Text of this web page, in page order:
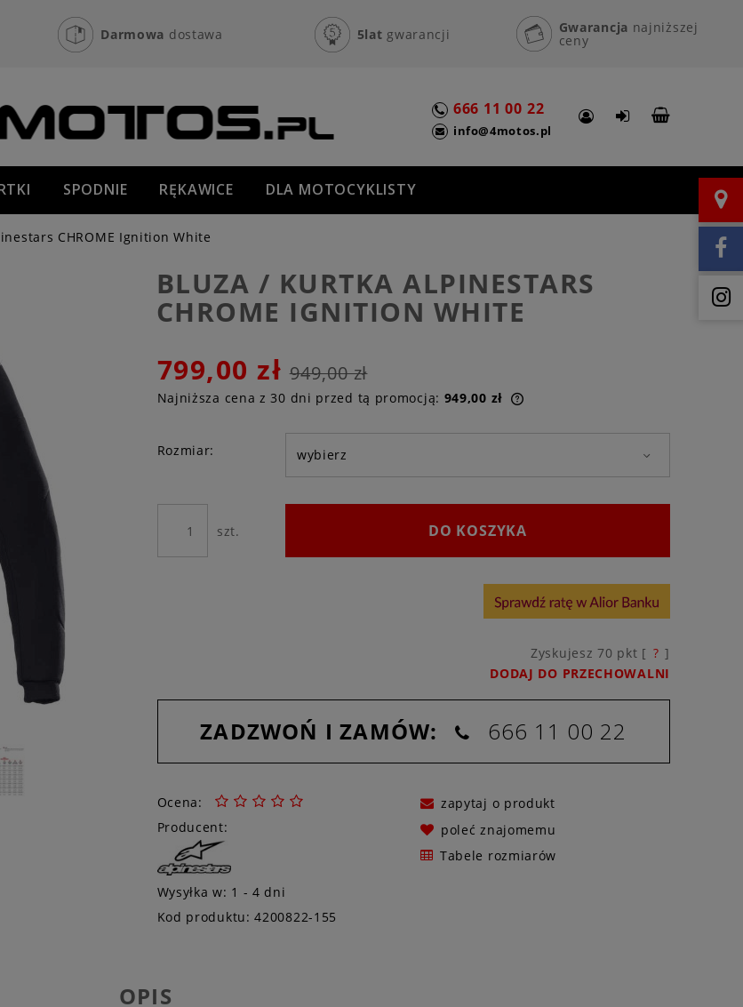
Darmowa dostawa 5lat gwarancji Gwarancja najniższej
ceny
666 11 00 22
info@4motos.pl
SPODNIE RĘKAWICE DLA MOTOCYKLISTY
NOWOŚCI PROMOCJE
CHROME Ignition White
BLUZA / KURTKA ALPINESTARS
CHROME IGNITION WHITE
799,00 zł 949,00 zł
Najniższa cena z 30 dni przed tą promocją: 949,00 zł
Jeżeli produkt jest sprzedawany krócej
niż 30 dni, wyświetlana jest najniższa
Rozmiar:
szt. DO KOSZYKA
Zyskujesz70 pkt [ ? ]
DODAJ DO PRZECHOWALNI
ZADZWOŃ I ZAMÓW: 666 11 00 22
Ocena:
Producent:
Wysyłka w: 1 - 4 dni
zapytaj o produkt
poleć znajomemu
Tabele rozmiarów
Kod produktu: 4200822-155
OPIS